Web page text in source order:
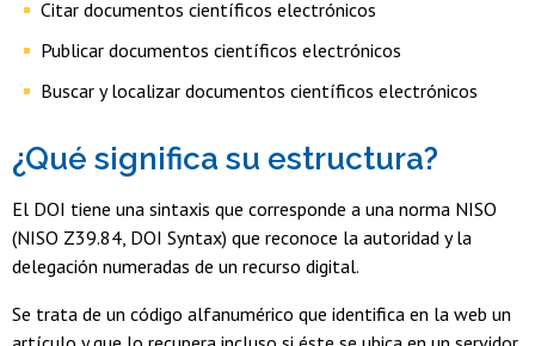
Citar documentos científicos electrónicos
Publicar documentos científicos electrónicos
Buscar y localizar documentos científicos electrónicos
¿Qué significa su estructura?
El DOI tiene una sintaxis que corresponde a una norma NISO
(NISO Z39.84, DOI Syntax) que reconoce la autoridad y la
delegación numeradas de un recurso digital.
Se trata de un código alfanumérico que identifica en la web un